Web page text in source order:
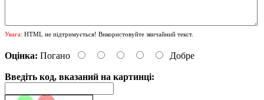
Увага: HTML не підтримується! Використовуйте звичайний текст.
Оцінка: Погано Добре
Введіть код, вказаний на картинці: